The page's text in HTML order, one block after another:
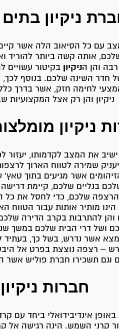
ניקיון
עם כל הסיאוב הלה אשר
אותה קשה ביותר להוריד
והן הניקיון בקיטור עשויים
חדר השינה שלכם. בנוסף
לחימה חזק, אשר בדרך
ניקיון והן רק אצל המקצועיות
ניקיון
את המצב לקדמותו, יעזור
שמירה לטווח הארוך
אשר מגיעים בתוך
בנליים שלכם, קיימת
הרצפה שלכם, כדי לחסל את כל
מותיר אותות עבור הטווח
והן להתרבות בקרב הדירה
ושל דרי הבית שלכם במשך
אשר נדרש, בשל כך,
– רצפה נוצצת בפרט אל
וגם תשכירו חברת פוליש אשר
חברות ניקיון
אינדיבידואלי ביחד עם
קרני השמש. הינה רגישה אל